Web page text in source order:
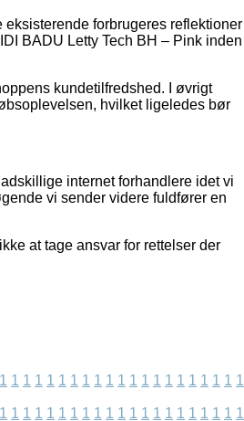
forbrugeres reflektioner
BADU Letty Tech BH – Pink inden
kundetilfredshed. I øvrigt
hvilket ligeledes bør
internet forhandlere idet vi
vi sender videre fuldfører en
at tage ansvar for rettelser der
1 1 1 1 1 1 1 1 1 1 1 1 1 1 1 1 1 1 1 1 1
1 1 1 1 1 1 1 1 1 1 1 1 1 1 1 1 1 1 1 1 1